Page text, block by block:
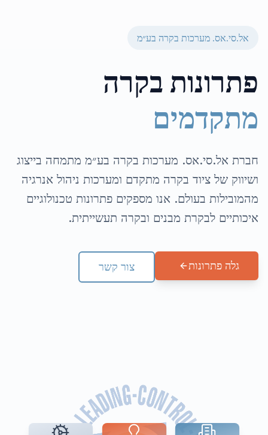
אל.סי.אס. מערכות בקרה בע״מ
פתרונות בקרה
מתקדמים
חברת אל.סי.אס. מערכות בקרה בע״מ מתמחה בייצוג
ושיווק של ציוד בקרה מתקדם ומערכות ניהול אנרגיה
מהמובילות בעולם. אנו מספקים פתרונות טכנולוגיים
איכותיים לבקרת מבנים ובקרה תעשייתית.
גלה פתרונות צור קשר